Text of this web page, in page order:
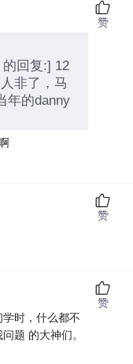
的回复:] 12
非了，马
年的danny
赞
赞
时，什么都不
题 的大神们。
赞